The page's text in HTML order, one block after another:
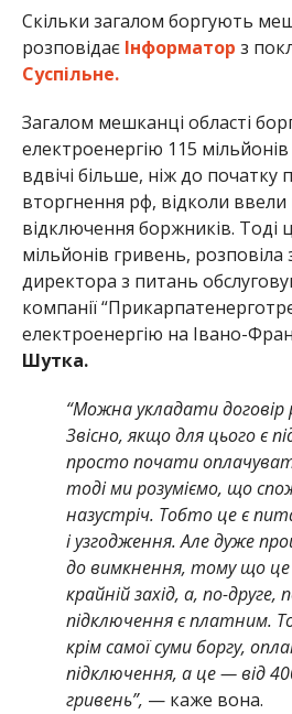
Скільки загалом боргують
розповідає Інформатор з
Суспільне.
Загалом мешканці області
електроенергію 115
вдвічі більше, ніж до
вторгнення рф, відколи
відключення боржників. Тоді
мільйонів гривень, розповіла
директора з питань
компанії
електроенергію на Івано-
Шутка.
“Можна укладати договір
Звісно, якщо для цього є
просто почати
тоді ми розуміємо, що
назустріч. Тобто це є
і узгодження. Але дуже
до вимкнення, тому що
крайній захід, а, по-друге,
підключення є платним.
крім самої суми боргу,
підключення, а це — від
гривень”, — каже вона.